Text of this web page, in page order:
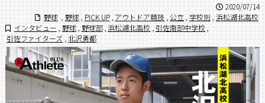
2020/07/14
野球
野球 PICK UP アウトドア競技 ,公立 学校別 , 浜松湖北高校
インタビュー
野球 野球部 浜松湖北高校 引佐南部中学校
引佐ファイターズ 北沢勇都